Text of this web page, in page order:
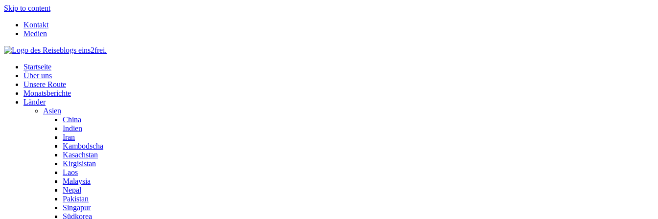
Skip to content
Kontakt
Medien
Startseite
Über uns
Unsere Route
Monatsberichte
Länder
Asien
China
Indien
Iran
Kambodscha
Kasachstan
Kirgisistan
Laos
Malaysia
Nepal
Pakistan
Singapur
Südkorea